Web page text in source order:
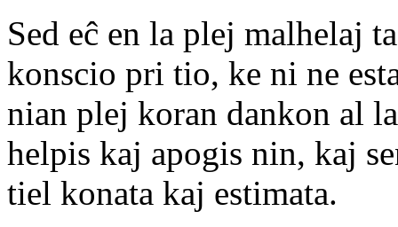
Sed eĉ en la plej malhelaj
konscio pri tio, ke ni ne
nian plej koran dankon al
helpis kaj apogis nin, kaj
tiel konata kaj estimata.